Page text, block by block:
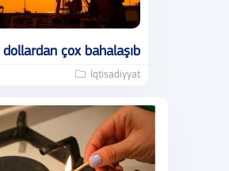
çox bahalaşıb
İqtisadiyyat